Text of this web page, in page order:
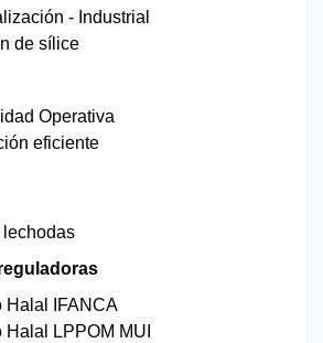
- Industrial
de sílice
Operativa
eficiente
lechodas
Halal IFANCA
LPPOM MUI